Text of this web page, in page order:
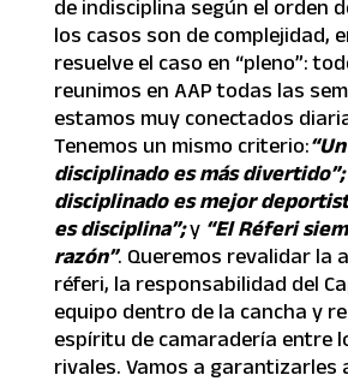
de indisciplina según el orden
los casos son de complejidad,
resuelve el caso en “pleno”:
reunimos en AAP todas las
estamos muy conectados
Tenemos un mismo criterio:
disciplinado es más
disciplinado es mejor
es disciplina”;y “El Réferi
razón”. Queremos revalidar la
réferi, la responsabilidad del
equipo dentro de la cancha y
espíritu de camaradería entre
rivales. Vamos a garantizarles